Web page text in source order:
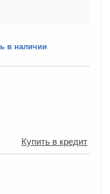
в наличии
Купить в кредит